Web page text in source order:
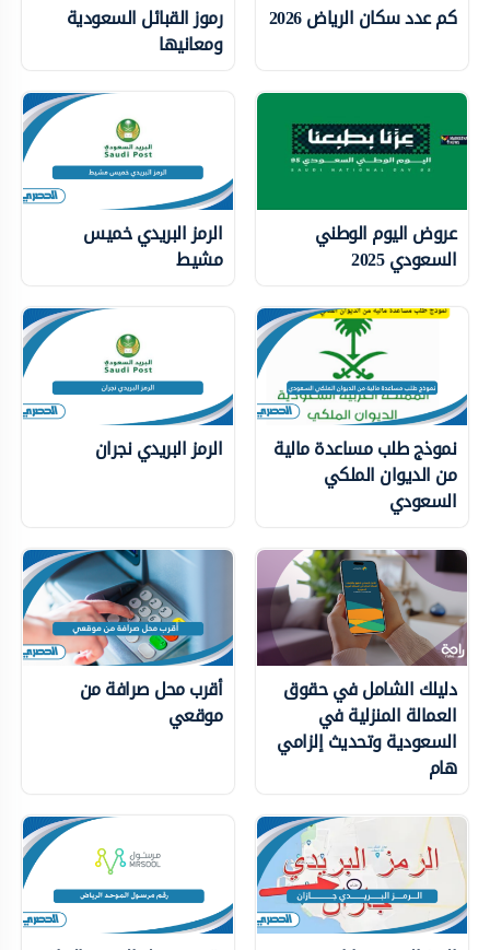
كم عدد سكان الرياض 2026 رموز القبائل السعودية
ومعانيها
عروض اليوم الوطني
السعودي 2025
الرمز البريدي خميس
مشيط
نموذج طلب مساعدة مالية
من الديوان الملكي
السعودي
الرمز البريدي نجران
دليلك الشامل في حقوق
العمالة المنزلية في
السعودية وتحديث إلزامي
هام
أقرب محل صرافة من
موقعي